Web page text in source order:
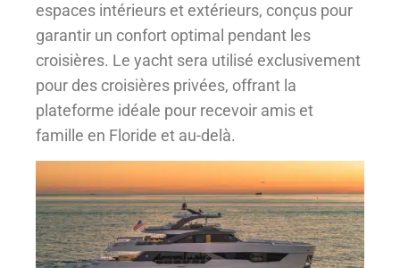
espaces intérieurs et extérieurs, conçus pour
garantir un confort optimal pendant les
croisières. Le yacht sera utilisé exclusivement
pour des croisières privées, offrant la
plateforme idéale pour recevoir amis et
famille en Floride et au-delà.